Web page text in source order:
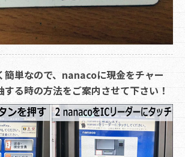
簡単なので、nanacoに現金をチャー
る時の方法をご案内させて下さい！